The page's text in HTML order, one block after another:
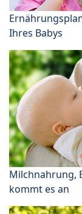
Ihres Babys
Milchnahrung,
kommt es an